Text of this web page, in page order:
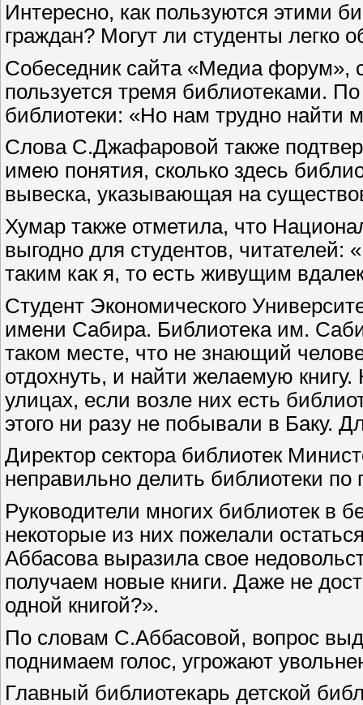
Интересно, как пользуются этими
граждан? Могут ли студенты легко
Собеседник сайта «Медиа форум»,
пользуется тремя библиотеками.
библиотеки: «Но нам трудно найти
Слова С.Джафаровой также
имею понятия, сколько здесь
вывеска, указывающая на
Хумар также отметила, что
выгодно для студентов, читателей:
таким как я, то есть живущим
Студент Экономического
имени Сабира. Библиотека им.
таком месте, что не знающий
отдохнуть, и найти желаемую
улицах, если возле них есть
этого ни разу не побывали в Баку.
Директор сектора библиотек
неправильно делить библиотеки
Руководители многих библиотек в
некоторые из них пожелали
Аббасова выразила свое
получаем новые книги. Даже не
одной книгой?».
По словам С.Аббасовой, вопрос
поднимаем голос, угрожают
Главный библиотекарь детской